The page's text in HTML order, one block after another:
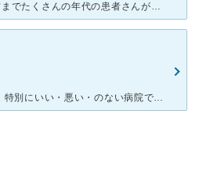
いつも若い方から高齢者の方までたくさんの年代の患者さんが居ます。いつもニコニコとされている先生で話もよく聞いていただけます。患者さんが多いので、看護師さん達もとてもテキパキと仕事をしていて、待ち時間が
ごくごく普通の内科でした。 特別にいい・悪い・のない病院です。 そんなに込み合うこともなく、急ぎで受診されたい方にはいいかと思います。 血液検査もその場で結果がわかる部門もあり再受診しなくて助か